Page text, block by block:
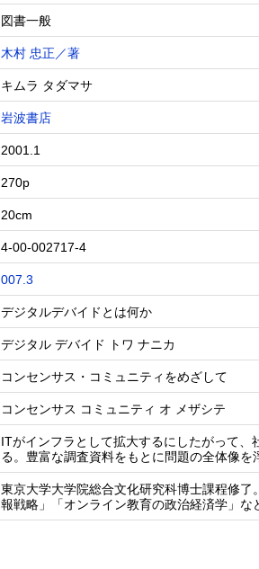
図書一般
木村 忠正／著
キムラ タダマサ
岩波書店
2001.1
270p
20cm
4-00-002717-4
007.3
デジタルデバイドとは何か
デジタル デバイド トワ ナニカ
コンセンサス・コミュニティをめざして
コンセンサス コミュニティ オ メザシテ
ITがインフラとして拡大するにしたがって
る。豊富な調査資料をもとに問題の全体像を
東京大学大学院総合文化研究科博士課程修
報戦略」「オンライン教育の政治経済学」な